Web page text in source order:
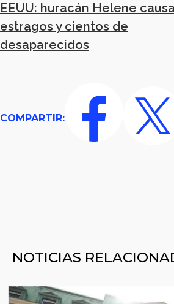
EEUU: huracán Helene causa
estragos y cientos de
desaparecidos
COMPARTIR:
NOTICIAS